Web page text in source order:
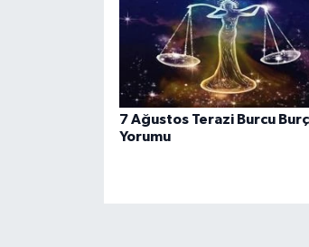
7 Ağustos Terazi Burcu Burç
Yorumu